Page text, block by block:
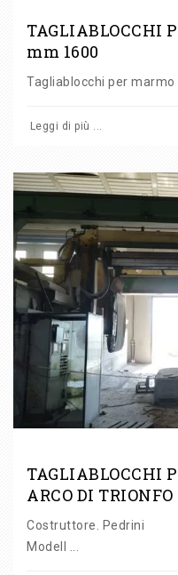
TAGLIABLOCCHI
mm 1600
Tagliablocchi per marmo
Leggi di più ...
TAGLIABLOCCHI
ARCO DI TRIONFO
Costruttore. Pedrini
Modell ...